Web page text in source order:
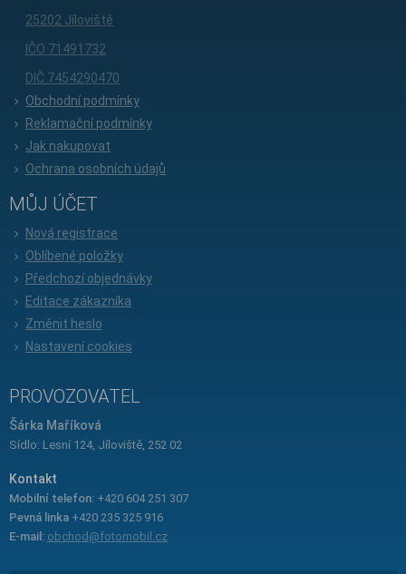
25202 Jíloviště
IČO 71491732
DIČ 7454290470
Obchodní podmínky
Reklamační podmínky
Jak nakupovat
Ochrana osobních údajů
MŮJ ÚČET
Nová registrace
Oblíbené položky
Předchozí objednávky
Editace zákazníka
Změnit heslo
Nastavení cookies
PROVOZOVATEL
Šárka Maříková
Sídlo: Lesní 124, Jíloviště, 252 02
Kontakt
Mobilní telefon: +420 604 251 307
Pevná linka +420 235 325 916
E-mail: obchod@fotomobil.cz